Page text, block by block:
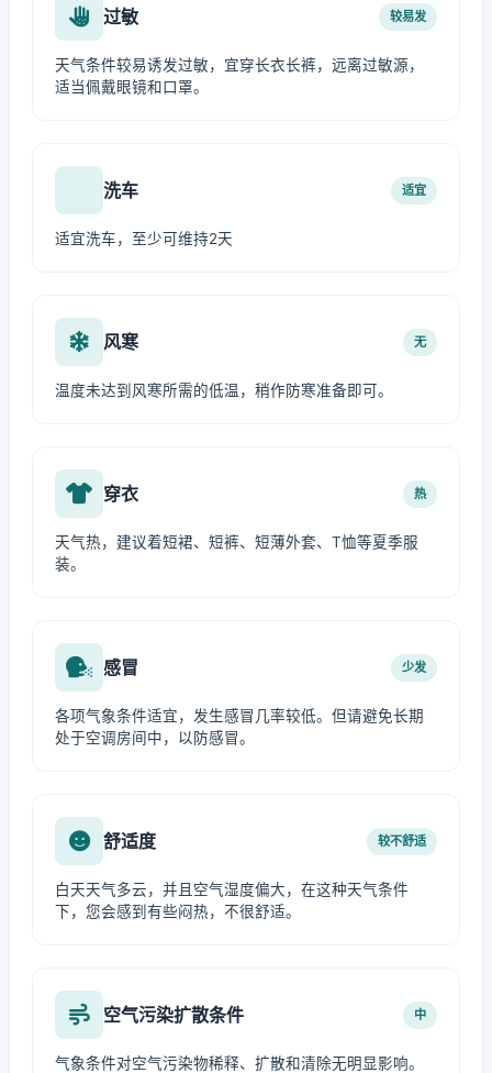
过敏 较易发
天气条件较易诱发过敏，宜穿长衣长裤，远离过敏源，
适当佩戴眼镜和口罩。
洗车 适宜
适宜洗车，至少可维持2天
风寒 无
温度未达到风寒所需的低温，稍作防寒准备即可。
穿衣 热
天气热，建议着短裙、短裤、短薄外套、T恤等夏季服
装。
感冒 少发
各项气象条件适宜，发生感冒几率较低。但请避免长期
处于空调房间中，以防感冒。
舒适度 较不舒适
白天天气多云，并且空气湿度偏大，在这种天气条件
下，您会感到有些闷热，不很舒适。
空气污染扩散条件 中
气象条件对空气污染物稀释、扩散和清除无明显影响。